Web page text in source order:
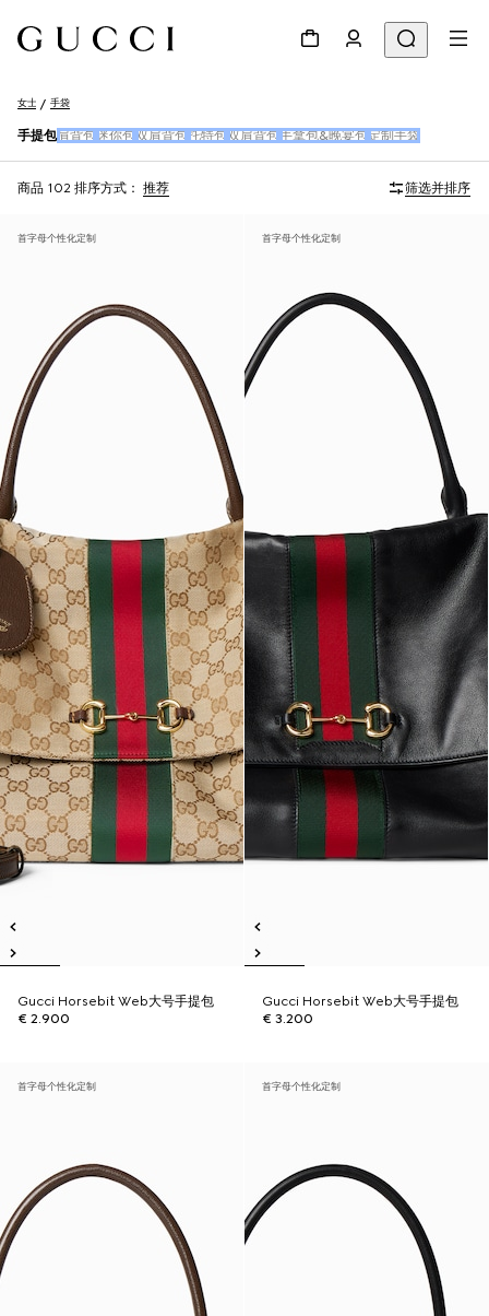
女士 手袋
手提包肩背包 迷你包 双肩背包 托特包 双肩背包 手拿包&晚宴包 定制手袋
商品 102 排序方式： 推荐 筛选并排序
首字母个性化定制
Gucci Horsebit Web大号手提包
€ 2.900
首字母个性化定制
Gucci Horsebit Web大号手提包
€ 3.200
首字母个性化定制 首字母个性化定制